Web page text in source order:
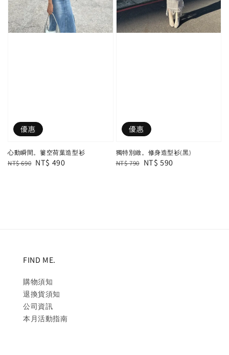
優惠
心動瞬間。簍空荷葉造型衫
Regular
NT$ 690 Sale
NT$ 490
優惠
獨特別緻。修身造型衫(黑)
Regular
NT$ 790 Sale
NT$ 590
FIND ME.
購物須知
退換貨須知
公司資訊
本月活動指南